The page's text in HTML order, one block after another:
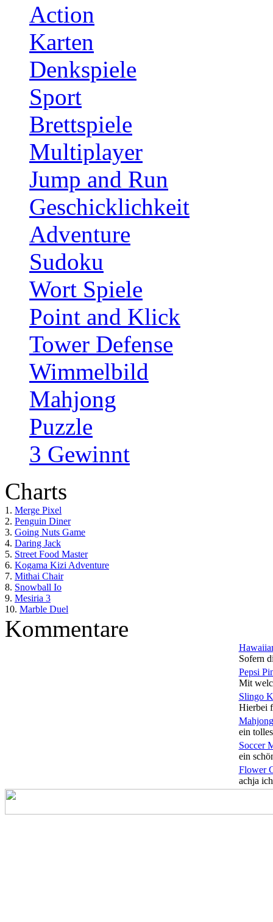
Action
Karten
Denkspiele
Sport
Brettspiele
Multiplayer
Jump and Run
Geschicklichkeit
Adventure
Sudoku
Wort Spiele
Point and Klick
Tower Defense
Wimmelbild
Mahjong
Puzzle
3 Gewinnt
Charts
1. Merge Pixel
2. Penguin Diner
3. Going Nuts Game
4. Daring Jack
5. Street Food Master
6. Kogama Kizi Adventure
7. Mithai Chair
8. Snowball Io
9. Mesiria 3
10. Marble Duel
Kommentare
Sofern
Pepsi
Mit
Slingo
Hierbei
ein
Soccer
ein
Flower
achja